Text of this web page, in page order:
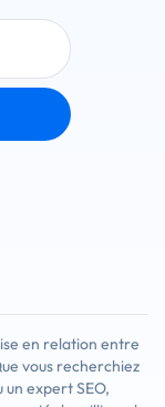
en relation entre
vous recherchiez
expert SEO,